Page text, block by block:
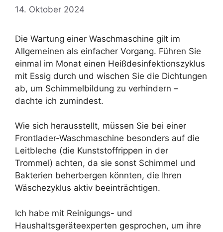
14. Oktober 2024
Die Wartung einer Waschmaschine gilt im
Allgemeinen als einfacher Vorgang. Führen Sie
einmal im Monat einen Heißdesinfektionszyklus
mit Essig durch und wischen Sie die Dichtungen
ab, um Schimmelbildung zu verhindern –
dachte ich zumindest.
Wie sich herausstellt, müssen Sie bei einer
Frontlader-Waschmaschine besonders auf die
Leitbleche (die Kunststoffrippen in der
Trommel) achten, da sie sonst Schimmel und
Bakterien beherbergen könnten, die Ihren
Wäschezyklus aktiv beeinträchtigen.
Ich habe mit Reinigungs- und
Haushaltsgeräteexperten gesprochen, um ihre